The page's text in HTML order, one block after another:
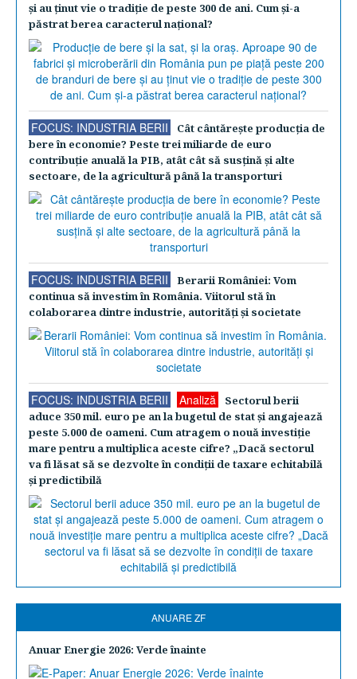
şi au ţinut vie o tradiţie de peste 300 de ani. Cum şi-a
păstrat berea caracterul naţional?
FOCUS: INDUSTRIA BERII
Cât cântăreşte producţia de
bere în economie? Peste trei miliarde de euro
contribuţie anuală la PIB, atât cât să susţină şi alte
sectoare, de la agricultură până la transporturi
FOCUS: INDUSTRIA BERII
Berarii României: Vom
continua să investim în România. Viitorul stă în
colaborarea dintre industrie, autorităţi şi societate
FOCUS: INDUSTRIA BERII Analiză
Sectorul berii
aduce 350 mil. euro pe an la bugetul de stat şi angajează
peste 5.000 de oameni. Cum atragem o nouă investiţie
mare pentru a multiplica aceste cifre? „Dacă sectorul
va fi lăsat să se dezvolte în condiţii de taxare echitabilă
şi predictibilă
ANUARE ZF
Anuar Energie 2026: Verde înainte